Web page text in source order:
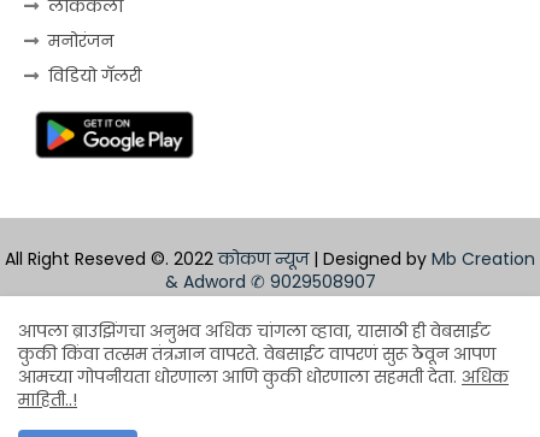
लोककला
मनोरंजन
विडियो गॅलरी
All Right Reseved ©. 2022कोकण न्यूज | Designed by Mb Creation
& Adword ✆ 9029508907
Home
About Contact us
Privacy Policy
Design by -Blogger Templates| Distributed by
आपला ब्राउझिंगचा अनुभव अधिक चांगला व्हावा, यासाठी ही वेबसाईट
कुकी किंवा तत्सम तंत्रज्ञान वापरते. वेबसाईट वापरणं सुरू ठेवून आपण
आमच्या गोपनीयता धोरणाला आणि कुकी धोरणाला सहमती देता. अधिक
माहिती..!